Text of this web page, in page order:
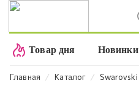
Товар дня Новинки
Главная ⁄ Каталог ⁄ Swarovski